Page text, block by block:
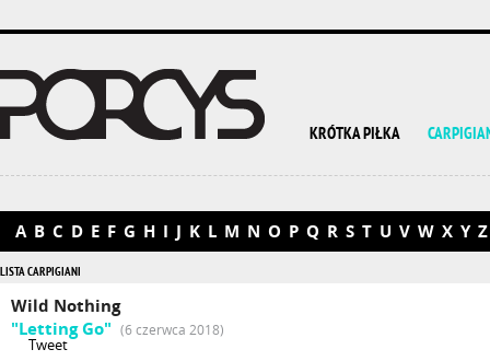
KRÓTKA PIŁKA
A B C D E F G H I J K L M N O P Q R S T U V W X Y Z
LISTA CARPIGIANI
Wild Nothing
"Letting Go" (6 czerwca 2018)
Tweet